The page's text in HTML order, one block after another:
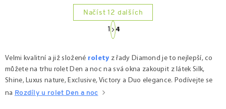
Ovládací prvky výpisu
Načíst 12 dalších
S
t
á
n
k
1 4
Velmi kvalitní a již složené rolety z řady Diamond je to nejlepší, co
můžete na trhu rolet Den a noc na svá okna zakoupit z látek Silk,
Shine, Luxus nature, Exclusive, Victory a Duo elegance. Podívejte se
na Rozdíly u rolet Den a noc